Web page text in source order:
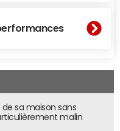
sa maison sans
malin